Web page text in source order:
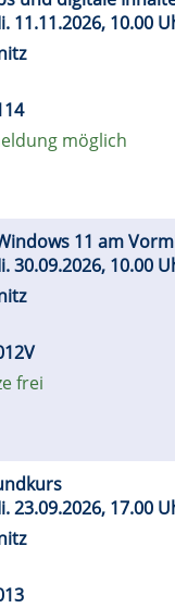
11.11.2026, 10.00
möglich
11 am
30.09.2026, 10.00
frei
23.09.2026, 17.00